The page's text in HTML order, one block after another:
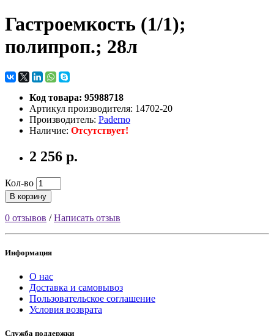
Гастроемкость (1/1);
полипроп.; 28л
Код товара: 95988718
Артикул производителя: 14702-20
Производитель: Paderno
Наличие: Отсутствует!
2 256 р.
Кол-во
В корзину
0 отзывов /Написать отзыв
Информация
О нас
Доставка и самовывоз
Пользовательское соглашение
Условия возврата
Служба поддержки